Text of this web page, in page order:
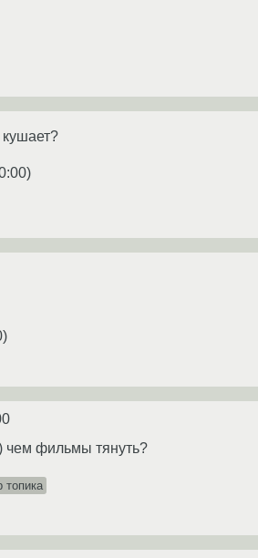
)
)
чем фильмы тянуть?
топика